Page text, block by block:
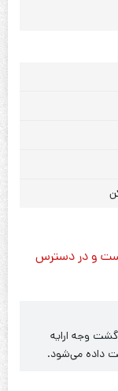
و در دسترس
وجه ارایه
داده می‌شود.